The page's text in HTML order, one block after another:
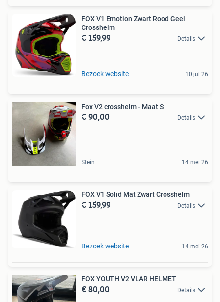
FOX V1 Emotion Zwart Rood Geel
Crosshelm
€ 159,99 Details
Bezoek website 10 jul 26
Fox V2 crosshelm - Maat S
€ 90,00 Details
Stein 14 mei 26
FOX V1 Solid Mat Zwart Crosshelm
€ 159,99 Details
Bezoek website 14 mei 26
FOX YOUTH V2 VLAR HELMET
€ 80,00 Details